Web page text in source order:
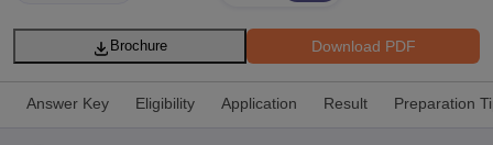
Download PDF
Brochure
Answer Key Eligibility Application Result Preparation